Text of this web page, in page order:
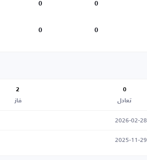
0
0
0
0
0
تعادل
2
فاز
2026-02-28
2025-11-29